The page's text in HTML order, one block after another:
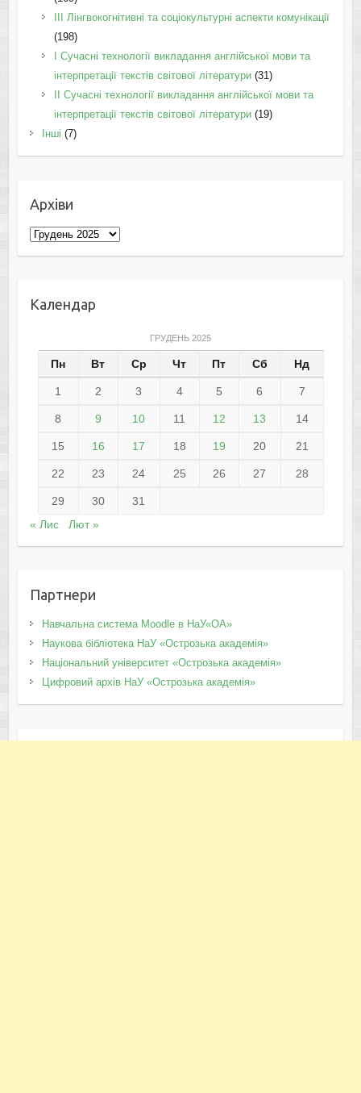
IІI Лінгвокогнітивні та соціокультурні аспекти комунікації
(198)
I Cучасні технології викладання англійської мови та
інтерпретації текстів світової літератури(31)
II Cучасні технології викладання англійської мови та
інтерпретації текстів світової літератури(19)
Інші (7)
Архіви
Архіви
Календар
ГРУДЕНЬ 2025
Пн Вт Ср Чт Пт Сб Нд
1 2 3 4 5 6 7
8 9 10 11 12 13 14
15 16 17 18 19 20 21
22 23 24 25 26 27 28
29 30
31
« Лис
Лют »
Партнери
Навчальна система Moodle в НаУ«ОА»
Наукова бібліотека НаУ «Острозька академія»
Національний університет «Острозька академія»
Цифровий архів НаУ «Острозька академія»